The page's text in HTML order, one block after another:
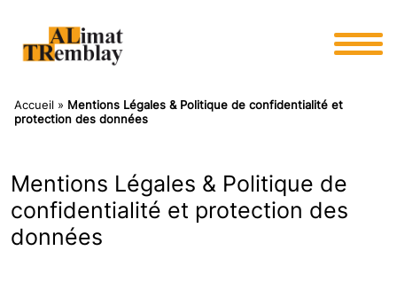
Accueil » Mentions Légales & Politique de confidentialité et
protection des données
Mentions Légales & Politique de
confidentialité et protection des
données